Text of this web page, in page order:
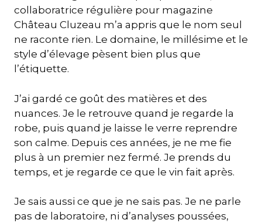
collaboratrice régulière pour magazine
Château Cluzeau m’a appris que le nom seul
ne raconte rien. Le domaine, le millésime et le
style d’élevage pèsent bien plus que
l’étiquette.
J’ai gardé ce goût des matières et des
nuances. Je le retrouve quand je regarde la
robe, puis quand je laisse le verre reprendre
son calme. Depuis ces années, je ne me fie
plus à un premier nez fermé. Je prends du
temps, et je regarde ce que le vin fait après.
Je sais aussi ce que je ne sais pas. Je ne parle
pas de laboratoire, ni d’analyses poussées,